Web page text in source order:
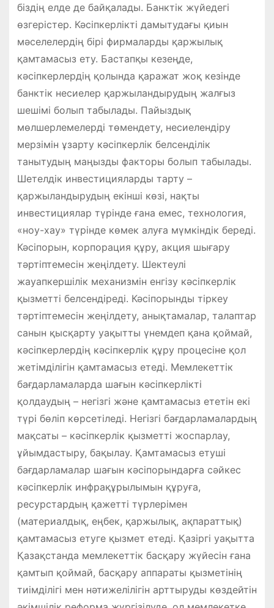
біздің елде де байқалады. Банктік жүйедегі
өзгерістер. Кәсіпкерлікті дамытудағы қиын
мәселелердің бірі фирмаларды қаржылық
қамтамасыз ету. Бастапқы кезеңде,
кәсіпкерлердің қолында қаражат жоқ кезінде
банктік несиелер қаржыландырудың жалғыз
шешімі болып табылады. Пайыздық
мөлшерлемелерді төмендету, несиелендіру
мерзімін ұзарту кәсіпкерлік белсенділік
танытудың маңызды факторы болып табылады.
Шетелдік инвестицияларды тарту –
қаржыландырудың екінші көзі, нақты
инвестициялар түрінде ғана емес, технология,
«ноу-хау» түрінде көмек алуға мүмкіндік береді.
Кәсіпорын, корпорация құру, акция шығару
тәртіптемесін жеңілдету. Шектеулі
жауапкершілік механизмін енгізу кәсіпкерлік
қызметті белсендіреді. Кәсіпорынды тіркеу
тәртіптемесін жеңілдету, анықтамалар, талаптар
санын қысқарту уақытты үнемдеп қана қоймай,
кәсіпкерлердің кәсіпкерлік құру процесіне қол
жетімділігін қамтамасыз етеді. Мемлекеттік
бағдарламаларда шағын кәсіпкерлікті
қолдаудың – негізгі және қамтамасыз ететін екі
түрі бөліп көрсетіледі. Негізгі бағдарламалардың
мақсаты – кәсіпкерлік қызметті жоспарлау,
ұйымдастыру, бақылау. Қамтамасыз етуші
бағдарламалар шағын кәсіпорындарға сәйкес
кәсіпкерлік инфрақұрылымын құруға,
ресурстардың қажетті түрлерімен
(материалдық, еңбек, қаржылық, ақпараттық)
қамтамасыз етуге қызмет етеді. Қазіргі уақытта
Қазақстанда мемлекеттік басқару жүйесін ғана
қамтып қоймай, басқару аппараты қызметінің
тиімділігі мен нәтижелілігін арттыруды көздейтін